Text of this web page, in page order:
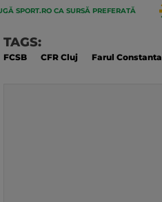
SPORT.RO CA SURSĂ PREFERATĂ
TAGS:
FCSB CFR Cluj Farul Constanta